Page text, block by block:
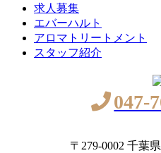
求人募集
エバーハルト
アロマトリートメント
スタッフ紹介
047-
〒279-0002 千葉